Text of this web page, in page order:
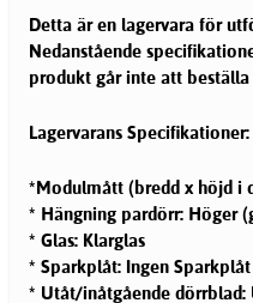
Detta är en lagervara för
Nedanstående
produkt går inte att
Lagervarans Specifikationer:
*Modulmått (bredd x höjd i
* Hängning pardörr: Höger
* Glas: Klarglas
* Sparkplåt: Ingen Sparkplåt
* Utåt/inåtgående dörrblad: